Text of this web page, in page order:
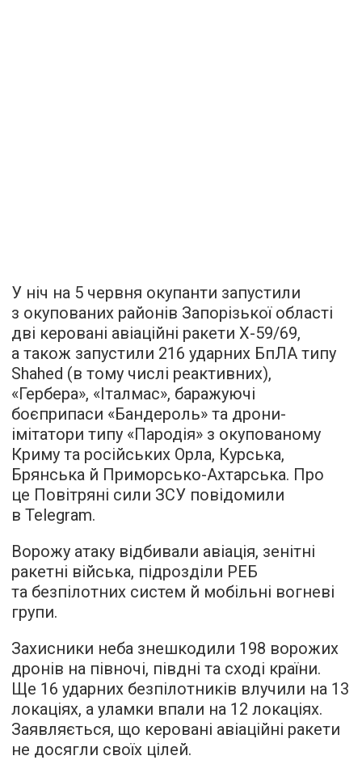
У ніч на 5 червня окупанти запустили
з окупованих районів Запорізької області
дві керовані авіаційні ракети Х-59/69,
а також запустили 216 ударних БпЛА типу
Shahed (в тому числі реактивних),
«Гербера», «Італмас», баражуючі
боєприпаси «Бандероль» та дрони-
імітатори типу «Пародія» з окупованому
Криму та російських Орла, Курська,
Брянська й Приморсько-Ахтарська. Про
це Повітряні сили ЗСУ повідомили
в Telegram.
Ворожу атаку відбивали авіація, зенітні
ракетні війська, підрозділи РЕБ
та безпілотних систем й мобільні вогневі
групи.
Захисники неба знешкодили 198 ворожих
дронів на півночі, півдні та сході країни.
Ще 16 ударних безпілотників влучили на 13
локаціях, а уламки впали на 12 локаціях.
Заявляється, що керовані авіаційні ракети
не досягли своїх цілей.